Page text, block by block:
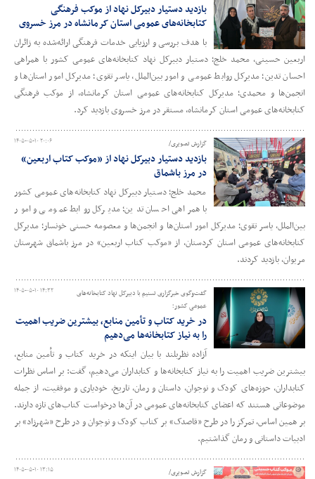
بازدید دستیار دبیرکل نهاد از موکب فرهنگی
کتابخانه‌های عمومی استان کرمانشاه در مرز خسروی
با هدف بررسی و ارزیابی خدمات فرهنگی ارائه‌شده به زائران
اربعین حسینی، محمد خلج؛ دستیار دبیرکل نهاد کتابخانه‌های عمومی کشور با همراهی
احسان تدین؛ مدیرکل روابط عمومی و امور بین‌الملل، یاسر تقوی؛ مدیرکل امور استان‌ها و
انجمن‌ها و محمدی؛ مدیرکل کتابخانه‌های عمومی استان کرمانشاه، از موکب فرهنگی
کتابخانه‌های عمومی استان کرمانشاه، مستقر در مرز خسروی بازدید کرد.
۱۴۰۵-۰۵-۱۰ ۲۰:۰۶ گزارش تصویری/
بازدید دستیار دبیرکل نهاد از «موکب کتاب اربعین»
در مرز باشماق
محمد خلج؛ دستیار دبیرکل نهاد کتابخانه‌های عمومی کشور
با همراهی احسان تدین؛ مدیرکل روابط عمومی و امور
بین‌الملل، یاسر تقوی؛ مدیرکل امور استان‌ها و انجمن‌ها و معصومه حسنی خونسار؛ مدیرکل
کتابخانه‌های عمومی استان کردستان، از «موکب کتاب اربعین» در مرز باشماق شهرستان
مریوان، بازدید کردند.
۱۴۰۵-۰۵-۱۰ ۱۴:۳۲
گفت‌وگوی خبرگزاری تسنیم با دبیرکل نهاد کتابخانه‌های
عمومی کشور؛
در خرید کتاب و تأمین منابع، بیشترین ضریب اهمیت
را به نیاز کتابخانه‌ها می‌دهیم
آزاده نظربلند با بیان اینکه در خرید کتاب و تأمین منابع،
بیشترین ضریب اهمیت را به نیاز کتابخانه‌ها و کتابداران می‌دهیم، گفت: بر اساس نظرات
کتابداران، حوزه‌های کودک و نوجوان، داستان و رمان، تاریخ، خودیاری و موفقیت، از جمله
موضوعاتی هستند که اعضای کتابخانه‌های عمومی در آن‌ها درخواست کتاب‌های تازه دارند.
بر همین اساس، تمرکز را در طرح «قاصدک» بر کتاب کودک و نوجوان و در طرح «شهرزاد» بر
ادبیات داستانی و رمان گذاشتیم.
۱۴۰۵-۰۵-۱۰ ۱۳:۱۵ گزارش تصویری/